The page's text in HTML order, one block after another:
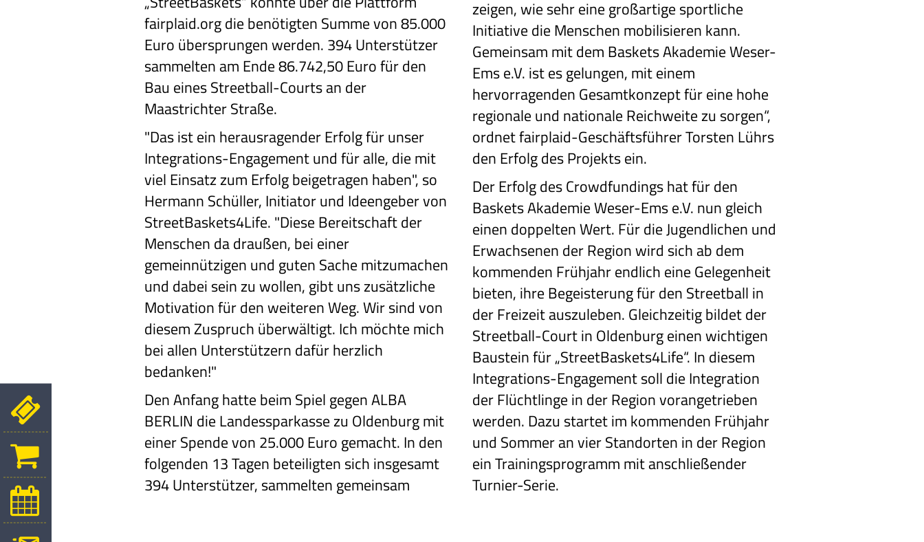
fairplaid.org die benötigten Summe von 85.000
Euro übersprungen werden. 394 Unterstützer
sammelten am Ende 86.742,50 Euro für den
Bau eines Streetball-Courts an der
Maastrichter Straße.
"Das ist ein herausragender Erfolg für unser
Integrations-Engagement und für alle, die mit
viel Einsatz zum Erfolg beigetragen haben", so
Hermann Schüller, Initiator und Ideengeber von
StreetBaskets4Life. "Diese Bereitschaft der
Menschen da draußen, bei einer
gemeinnützigen und guten Sache mitzumachen
und dabei sein zu wollen, gibt uns zusätzliche
Motivation für den weiteren Weg. Wir sind von
diesem Zuspruch überwältigt. Ich möchte mich
bei allen Unterstützern dafür herzlich
bedanken!"
Den Anfang hatte beim Spiel gegenALBA
BERLIN die Landessparkasse zu Oldenburg mit
einer Spende von 25.000Euro gemacht. In den
folgenden 13Tagen beteiligten sich insgesamt
394 Unterstützer, sammelten gemeinsam
zeigen, wie sehr eine großartige sportliche
Initiative die Menschen mobilisieren kann.
Gemeinsam mit dem Baskets Akademie Weser-
Ems e.V. ist es gelungen, mit einem
hervorragenden Gesamtkonzept für eine hohe
regionale und nationale Reichweite zu sorgen“,
ordnet fairplaid-Geschäftsführer Torsten Lührs
den Erfolg des Projekts ein.
Der Erfolg des Crowdfundings hat für den
Baskets Akademie Weser-Ems e.V. nun gleich
einen doppelten Wert. Für die Jugendlichen und
Erwachsenen der Region wird sich ab dem
kommenden Frühjahr endlich eine Gelegenheit
bieten, ihre Begeisterung für den Streetball in
der Freizeit auszuleben. Gleichzeitig bildet der
Streetball-Court in Oldenburg einen wichtigen
Baustein für „StreetBaskets4Life“. In diesem
Integrations-Engagement soll die Integration
der Flüchtlinge in der Region vorangetrieben
werden. Dazu startet im kommenden Frühjahr
und Sommer an vier Standorten in der Region
ein Trainingsprogramm mit anschließender
Turnier-Serie.